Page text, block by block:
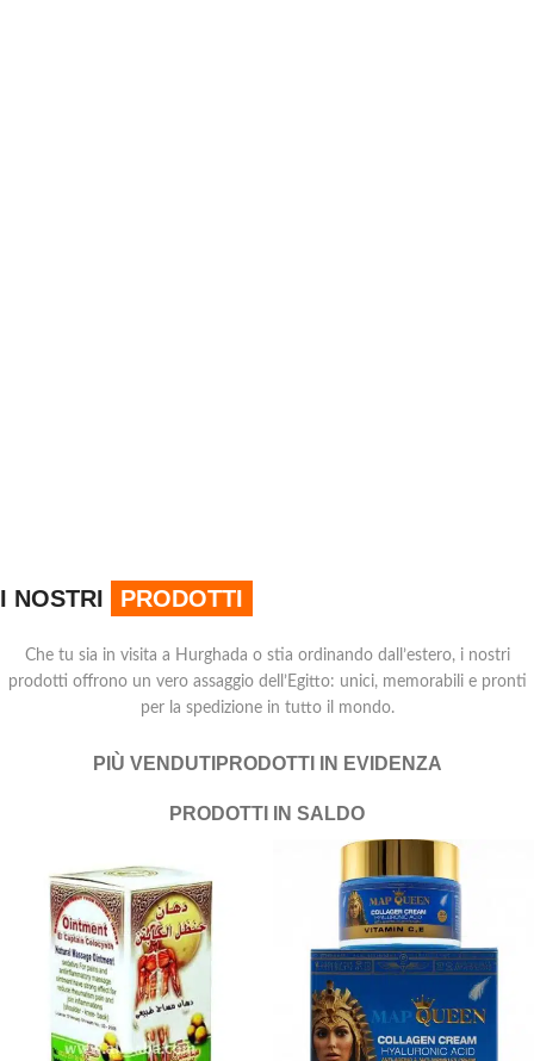
I NOSTRI PRODOTTI
Che tu sia in visita a Hurghada o stia ordinando dall’estero, i nostri
prodotti offrono un vero assaggio dell’Egitto: unici, memorabili e pronti
per la spedizione in tutto il mondo.
PIÙ VENDUTI PRODOTTI IN EVIDENZA
PRODOTTI IN SALDO